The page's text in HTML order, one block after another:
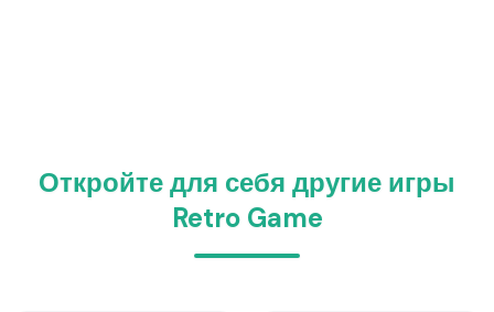
Откройте для себя другие игры
Retro Game